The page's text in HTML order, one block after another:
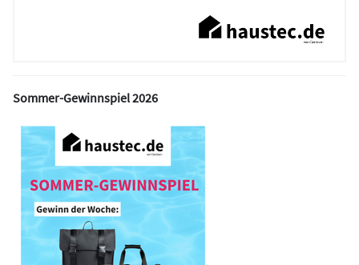
Sommer-Gewinnspiel 2026